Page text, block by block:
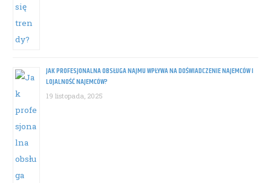
JAK PROFESJONALNA OBSŁUGA NAJMU WPŁYWA NA DOŚWIADCZENIE NAJEMCÓW I
LOJALNOŚĆ NAJEMCÓW?
19 listopada, 2025